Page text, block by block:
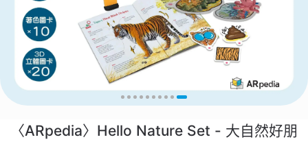
〈ARpedia〉Hello Nature Set - 大自然好朋